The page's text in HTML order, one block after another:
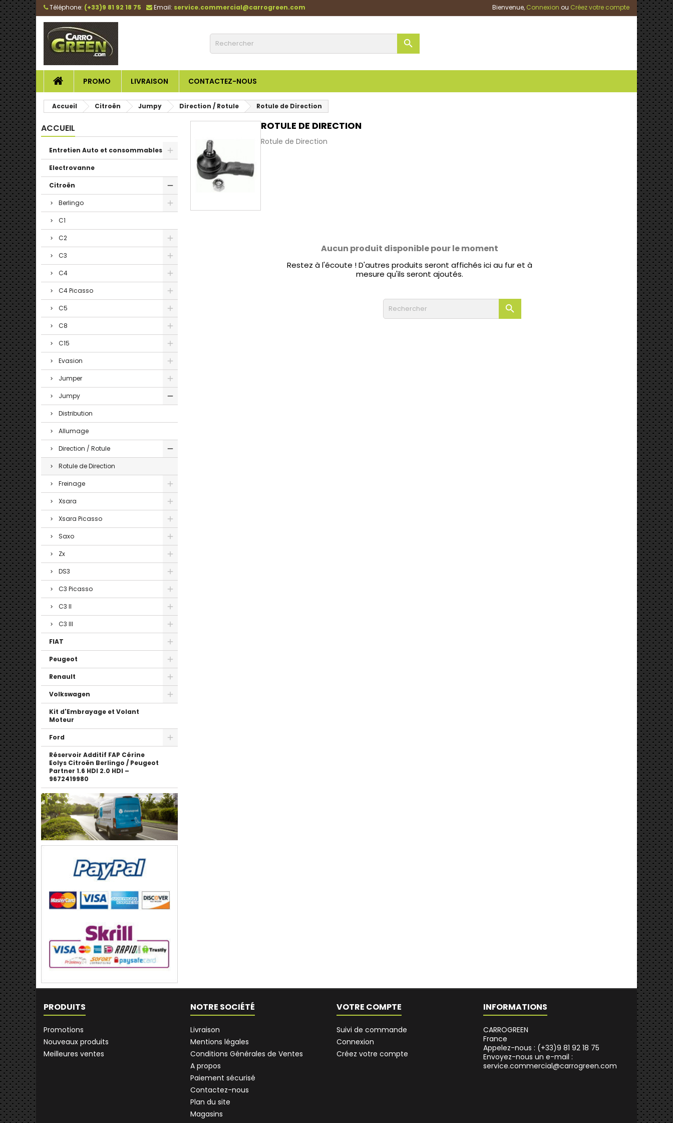
Téléphone: (+33)9 81 92 18 75 Email: service.commercial@carrogreen.com Bienvenue, Connexion ou Créez votre compte

PROMO LIVRAISON CONTACTEZ-NOUS
Accueil Citroën Jumpy Direction / Rotule Rotule de Direction
ACCUEIL
Entretien Auto et consommables
Electrovanne
Citroën
Berlingo
C1
C2
C3
C4
C4 Picasso
C5
C8
C15
Evasion
Jumper
Jumpy
Distribution
Allumage
Direction / Rotule
Rotule de Direction
Freinage
Xsara
Xsara Picasso
Saxo
Zx
DS3
C3 Picasso
C3 II
C3 III
FIAT
Peugeot
Renault
Volkswagen
Kit d'Embrayage et Volant
Moteur
Ford
Réservoir Additif FAP Cérine
Eolys Citroën Berlingo / Peugeot
Partner 1.6 HDI 2.0 HDI –
9672419980
ROTULE DE DIRECTION
Rotule de Direction
Aucun produit disponible pour le moment
Restez à l'écoute ! D'autres produits seront affichés ici au fur et à
mesure qu'ils seront ajoutés.

PRODUITS
Promotions
Nouveaux produits
Meilleures ventes
NOTRE SOCIÉTÉ
Livraison
Mentions légales
Conditions Générales de Ventes
A propos
Paiement sécurisé
Contactez-nous
Plan du site
Magasins
VOTRE COMPTE
Suivi de commande
Connexion
Créez votre compte
INFORMATIONS
CARROGREEN
France
Appelez-nous : (+33)9 81 92 18 75
Envoyez-nous un e-mail :
service.commercial@carrogreen.com